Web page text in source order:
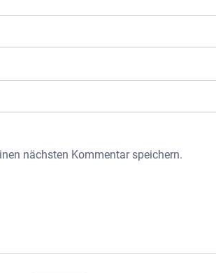
nächsten Kommentar speichern.